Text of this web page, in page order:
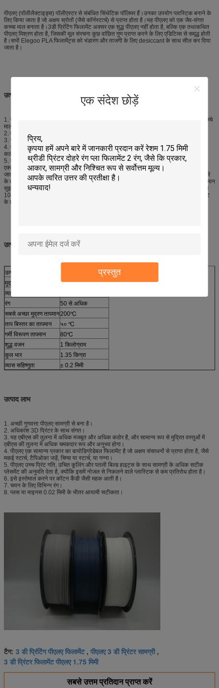
एक संदेश छोड़ें
प्रस्तुत
पीएलए (पॉलीलैक्टाइड्स) पॉलीएस्टर से संबंधित सिंथेटिक पॉलिमर हैं।उनका उपयोग प्लास्टिक बनाने के
लिए किया जाता है जो अक्षय स्रोतों (जैसे कॉर्नस्टार्च) से प्राप्त होता है।यह पीएलए को एक जैव-संगत
कच्चा माल बनाता है।3डी प्रिंटिंग फिलामेंट अक्सर एक शुद्ध पीएलए नहीं होता है, बल्कि एक तथाकथित
पीएलए मिश्रण होता है, जिसकी मूल संरचना कुछ वांछित गुण प्राप्त करने के लिए एडिटिव्स से समृद्ध होती
है।सभी Elegoo PLA फिलामेंट्स को भंडारण और ताजगी के लिए desiccant के साथ सील कर दिया
जाता है।
उत्पाद सुविधा
1. सामग्री: कच्चे माल सभी संयुक्त राज्य से आयात किए जाते हैं, इसमें कोई दोषपूर्ण, पुनर्नवीनीकरण कच्चे
माल या इसमें बिल्कुल नहीं है।
2. वजन: उपभोग्य सामग्रियों का शुद्ध वजन 1 किलो है, पूरी तरह से घटक।
3. सूरत: शुद्ध रंग
4. दोहराए गए टीट परिणाम: बाजार पर सामान्य कम उपभोग्य सामग्रियों की तुलना में, इस सामग्री की
कठोरता, उच्च कठोरता, मुद्रण समर्थन कलाकृतियों को अधिक आसानी से हटा दिया जाता है।
5. उपयुक्त तापमान: यह उत्पाद 195-220 डिग्री के अनुकूल हो सकता है, लेकिन कम तापमान
एक्सट्रूज़न को प्रभावित करेगा, उच्च तापमान शीतलन को प्रभावित करेगा, इसलिए यह अनुशंसा की
जाती है कि 195-220 ℃ पर तापमान सबसे अच्छा हो।उपरोक्त जानकारी केवल संदर्भ के लिए है, कमरे
के तापमान, मशीन की संरचना और प्रदर्शन में विभिन्न शहरों में अंतर हो सकता है, इसलिए सर्वोत्तम तापमान
सुझाए गए तापमान से भिन्न है, वास्तविक स्थिति के अनुसार चुनाव करना बेहतर है।प्रिंट तापमान केवल
10 ℃ सेट करने से कम चिपचिपापन समस्या हल हो सकती है।यदि कम चिपचिपापन मुद्रण है, तो प्रिंट
के तापमान के सापेक्ष दस डिग्री ठीक है।
उत्पाद की जानकारी
उत्पाद पैरामीटर
मुद्रण तापमान
180-220℃
व्यास
रंग
50 से अधिक
सबसे अच्छा मुद्रण तापमान200℃
ताप बिस्तर का तापमान
५० ℃
गर्मी विरूपण तापमान
80℃
शुद्ध वजन
1 किलोग्राम
कुल भार
1.35 किग्रा
व्यास सहिष्णुता
± 0.2 मिमी
उत्पाद लाभ
1. अच्छी गुणवत्ता पीएलए सामग्री से बना है।
2. अधिकांश 3D प्रिंटर के साथ संगत।
3. यह एबीएस की तुलना में अधिक मजबूत और अधिक कठोर है, और सामान्य रूप से मुद्रित वस्तुओं में
एबीएस की तुलना में अधिक चमकदार रूप और अनुभव होगा।
4. पीएलए एक सामान्य प्रकार का बायोडिग्रेडेबल फिलामेंट है जो अक्षय संसाधनों से प्राप्त होता है, जैसे
मकई स्टार्च, टैपिओका जड़ें, चिप्स या स्टार्च, या गन्ना।
5. पीएलए उच्च प्रिंट गति, उचित कूलिंग और पतली बिल्ड हाइट्स के साथ सामग्री के अधिक सटीक
प्लेसमेंट की अनुमति देता है, क्योंकि इसमें नोजल से निकलने वाले प्लास्टिक से कम प्रतिरोध होता है।
6. इसे इस्तेमाल करने पर कॉटन कैंडी जैसी महक आती है।
7. चयन के लिए विभिन्न रंग।
8. प्लस या माइनस 0.02 मिमी के भीतर आयामी सटीकता।
टैग: 3 डी प्रिंटिंग पीएलए फिलामेंट, पीएलए 3 डी प्रिंटर सामग्री,
3 डी प्रिंटर फिलामेंट पीएलए 1.75 मिमी
सबसे उत्तम प्रतिदान प्राप्त करें